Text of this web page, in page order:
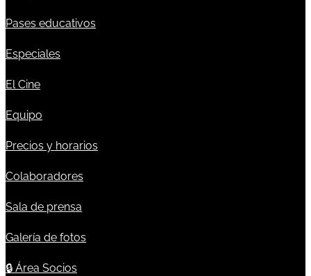
Pases educativos
Especiales
El Cine
Equipo
Precios y horarios
Colaboradores
Sala de prensa
Galería de fotos
🔒 Área Socios